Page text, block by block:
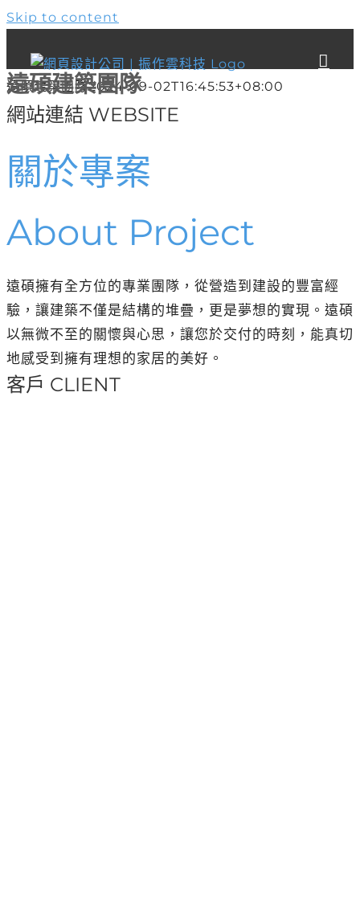
Skip to content
遠碩建築團隊2024-09-02T16:45:53+08:00
遠碩建築團隊
網站連結 WEBSITE
關於專案
About Project
遠碩擁有全方位的專業團隊，從營造到建設的豐富經
驗，讓建築不僅是結構的堆疊，更是夢想的實現。遠碩
以無微不至的關懷與心思，讓您於交付的時刻，能真切
地感受到擁有理想的家居的美好。
客戶 CLIENT